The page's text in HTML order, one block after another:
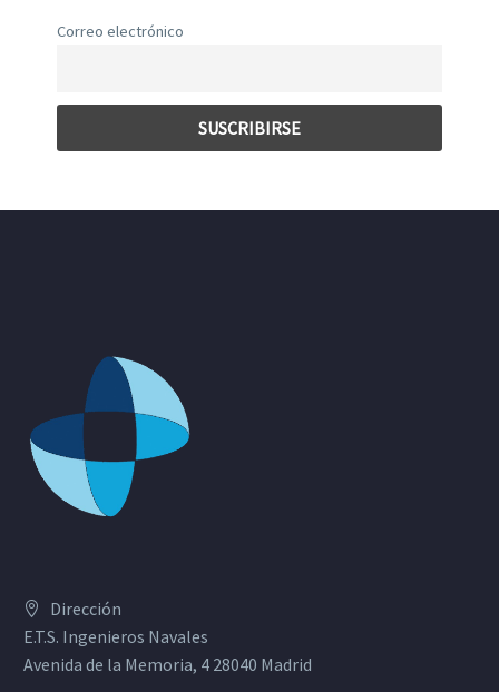
Correo electrónico
Dirección
E.T.S. Ingenieros Navales
Avenida de la Memoria, 4 28040 Madrid